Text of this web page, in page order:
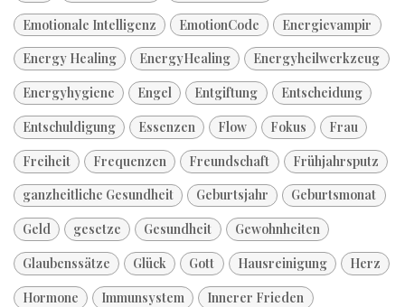
Emotionale Intelligenz
EmotionCode
Energievampir
Energy Healing
EnergyHealing
Energyheilwerkzeug
Energyhygiene
Engel Entgiftung
Entscheidung
Entschuldigung
Essenzen Flow Fokus
Frau
Freiheit
Frequenzen Freundschaft
Frühjahrsputz
ganzheitliche Gesundheit
Geburtsjahr
Geburtsmonat
Geld
gesetze Gesundheit
Gewohnheiten
Glaubenssätze
Glück Gott Hausreinigung
Herz
Hormone
Immunsystem
Innerer Frieden